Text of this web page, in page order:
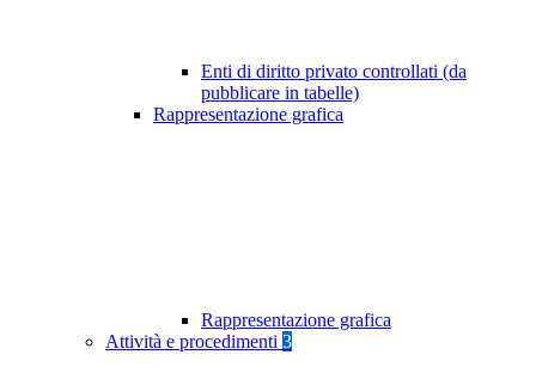
Enti di diritto privato controllati (da
pubblicare in tabelle)
Rappresentazione grafica
Rappresentazione grafica
Attività e procedimenti 3